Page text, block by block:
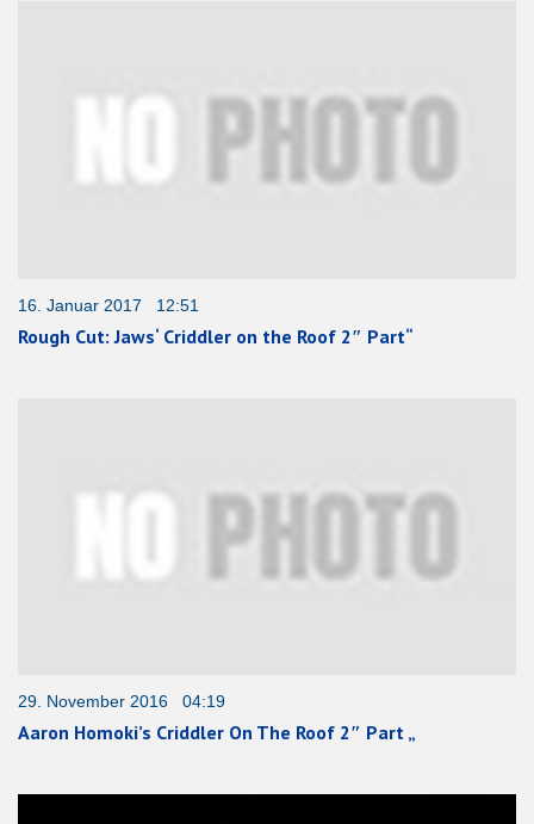
16. Januar 2017 12:51
Rough Cut: Jaws‘ Criddler on the Roof 2″ Part“
29. November 2016 04:19
Aaron Homoki’s Criddler On The Roof 2″ Part „